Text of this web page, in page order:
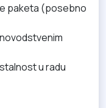
paketa (posebno
u radu